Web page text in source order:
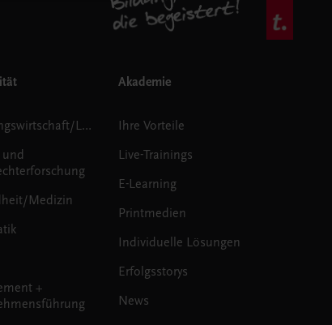
Fertigungswirtschaft/Logistik
und
Medizin
+
Akademie
Ihre Vorteile
Live-Trainings
E-Learning
Printmedien
Individuelle Lösungen
Erfolgsstorys
News